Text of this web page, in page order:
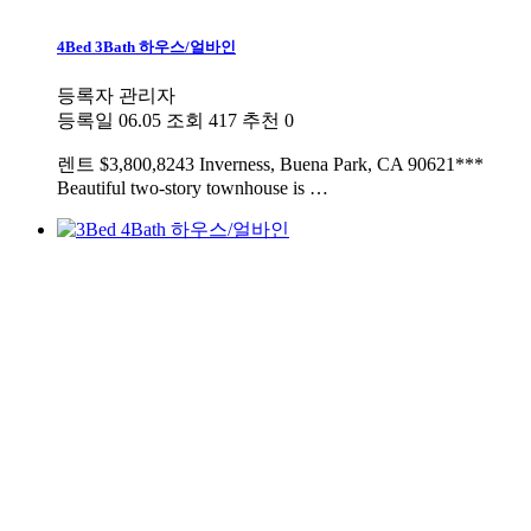
4Bed 3Bath 하우스/얼바인
등록자 관리자
등록일 06.05 조회 417 추천 0
렌트 $3,800,8243 Inverness, Buena Park, CA 90621***
Beautiful two-story townhouse is …